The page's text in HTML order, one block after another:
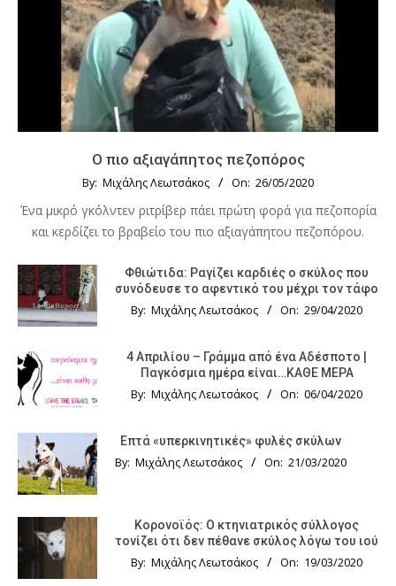
Ο πιο αξιαγάπητος πεζοπόρος
By: Μιχάλης Λεωτσάκος On: 26/05/2020
Ένα μικρό γκόλντεν ριτρίβερ πάει πρώτη φορά για πεζοπορία
και κερδίζει το βραβείο του πιο αξιαγάπητου πεζοπόρου.
Φθιώτιδα: Ραγίζει καρδιές ο σκύλος που
συνόδευσε το αφεντικό του μέχρι τον τάφο
By: Μιχάλης Λεωτσάκος On: 29/04/2020
4 Απριλίου – Γράμμα από ένα Αδέσποτο |
Παγκόσμια ημέρα είναι…ΚΑΘΕ ΜΕΡΑ
By: Μιχάλης Λεωτσάκος On: 06/04/2020
Επτά «υπερκινητικές» φυλές σκύλων
By: Μιχάλης Λεωτσάκος On: 21/03/2020
Κορονοϊός: Ο κτηνιατρικός σύλλογος
τονίζει ότι δεν πέθανε σκύλος λόγω του ιού
By: Μιχάλης Λεωτσάκος On: 19/03/2020